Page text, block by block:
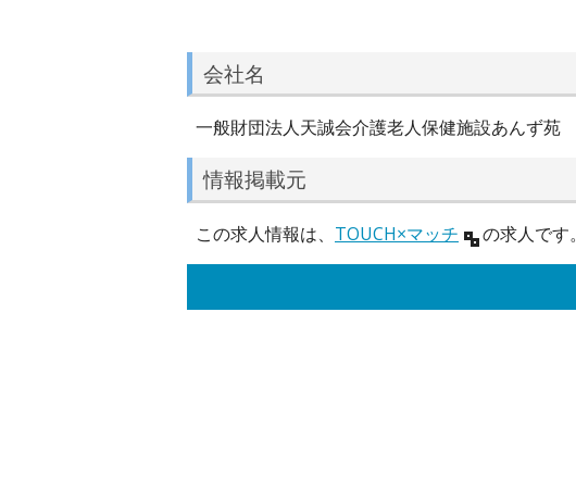
会社名
一般財団法人天誠会介護老人保健施設あんず苑
情報掲載元
この求人情報は、 TOUCH×マッチ の求人です。